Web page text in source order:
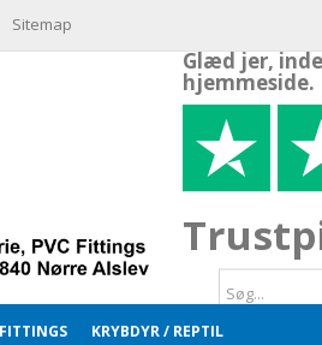
Sitemap
Glæd jer,
hjemmeside.
KRYBDYR / REPTIL